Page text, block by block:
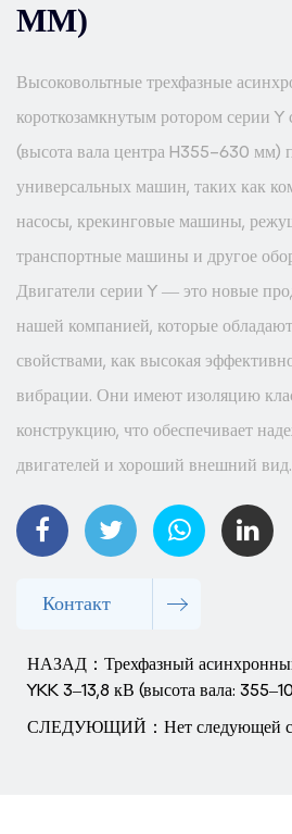
ММ)
Высоковольтные трехфазные
короткозамкнутым ротором серии Y
(высота вала центра H355-630 мм)
универсальных машин, таких как
насосы, крекинговые машины,
транспортные машины и другое
Двигатели серии Y — это новые
нашей компанией, которые
свойствами, как высокая
вибрации. Они имеют изоляцию
конструкцию, что обеспечивает
двигателей и хороший внешний вид.
Контакт
НАЗАД：Трехфазный
YKK 3–13,8 кВ (высота вала:
СЛЕДУЮЩИЙ：Нет следующей